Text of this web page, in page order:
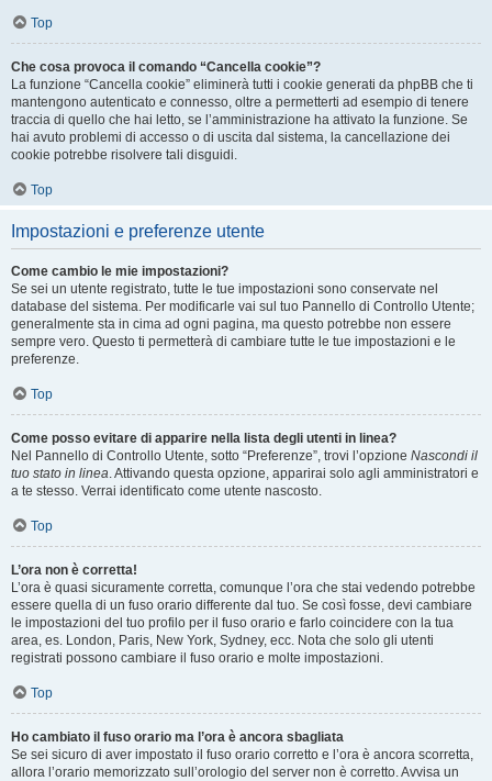
Top
Che cosa provoca il comando “Cancella cookie”?
La funzione “Cancella cookie” eliminerà tutti i cookie generati da phpBB che ti
mantengono autenticato e connesso, oltre a permetterti ad esempio di tenere
traccia di quello che hai letto, se l’amministrazione ha attivato la funzione. Se
hai avuto problemi di accesso o di uscita dal sistema, la cancellazione dei
cookie potrebbe risolvere tali disguidi.
Top
Impostazioni e preferenze utente
Come cambio le mie impostazioni?
Se sei un utente registrato, tutte le tue impostazioni sono conservate nel
database del sistema. Per modificarle vai sul tuo Pannello di Controllo Utente;
generalmente sta in cima ad ogni pagina, ma questo potrebbe non essere
sempre vero. Questo ti permetterà di cambiare tutte le tue impostazioni e le
preferenze.
Top
Come posso evitare di apparire nella lista degli utenti in linea?
Nel Pannello di Controllo Utente, sotto “Preferenze”, trovi l’opzione Nascondi il
tuo stato in linea. Attivando questa opzione, apparirai solo agli amministratori e
a te stesso. Verrai identificato come utente nascosto.
Top
L’ora non è corretta!
L’ora è quasi sicuramente corretta, comunque l’ora che stai vedendo potrebbe
essere quella di un fuso orario differente dal tuo. Se così fosse, devi cambiare
le impostazioni del tuo profilo per il fuso orario e farlo coincidere con la tua
area, es. London, Paris, New York, Sydney, ecc. Nota che solo gli utenti
registrati possono cambiare il fuso orario e molte impostazioni.
Top
Ho cambiato il fuso orario ma l’ora è ancora sbagliata
Se sei sicuro di aver impostato il fuso orario corretto e l’ora è ancora scorretta,
allora l’orario memorizzato sull’orologio del server non è corretto. Avvisa un